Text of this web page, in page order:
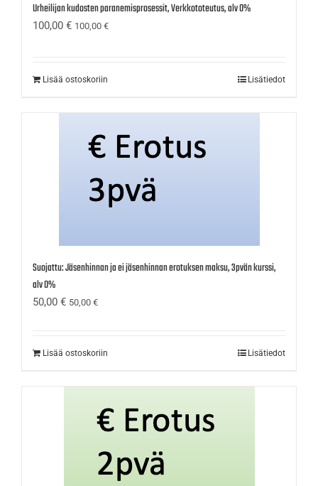
Urheilijan kudosten paranemisprosessit, Verkkototeutus, alv 0%
100,00 € 100,00 €
Lisää ostoskoriin Lisätiedot
Suojattu: Jäsenhinnan ja ei jäsenhinnan erotuksen maksu, 3pvän kurssi,
alv 0%
50,00 € 50,00 €
Lisää ostoskoriin Lisätiedot